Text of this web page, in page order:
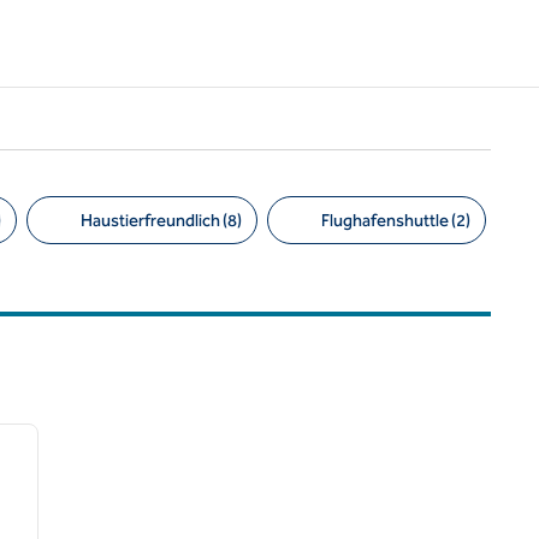
Haustierfreundlich (8) Flughafenshuttle (2)
nächstes Bild